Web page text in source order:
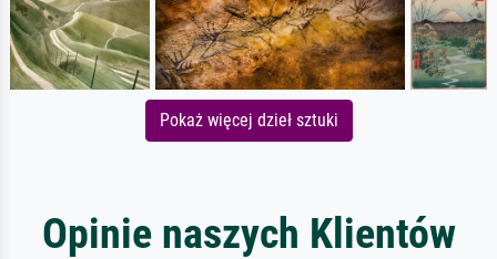
Pokaż więcej dzieł sztuki
Opinie naszych Klientów